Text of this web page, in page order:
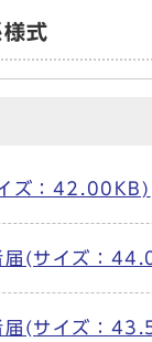
式
ズ：42.00KB)
届(サイズ：
届(サイズ：